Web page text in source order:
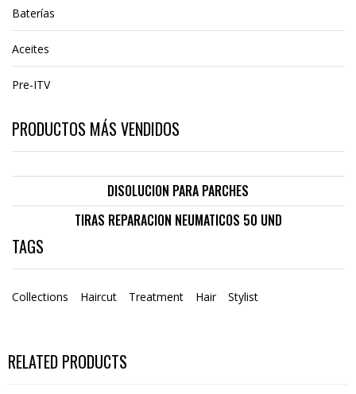
Baterías
Aceites
Pre-ITV
PRODUCTOS MÁS VENDIDOS
DISOLUCION PARA PARCHES
TIRAS REPARACION NEUMATICOS 50 UND
TAGS
Collections Haircut Treatment Hair Stylist
RELATED PRODUCTS